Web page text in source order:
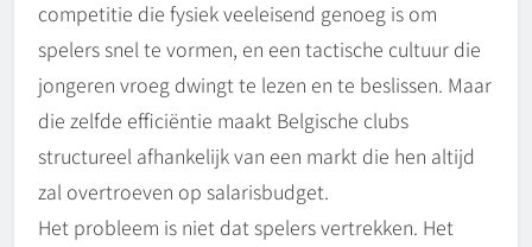
competitie die fysiek veeleisend genoeg is om
spelers snel te vormen, en een tactische cultuur die
jongeren vroeg dwingt te lezen en te beslissen. Maar
die zelfde efficiëntie maakt Belgische clubs
structureel afhankelijk van een markt die hen altijd
zal overtroeven op salarisbudget.
Het probleem is niet dat spelers vertrekken. Het